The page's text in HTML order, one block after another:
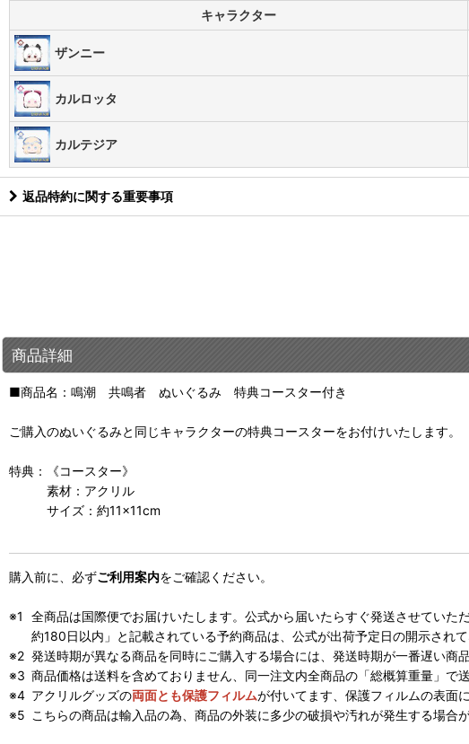
キャラクター
ザンニー
カルロッタ
カルテジア
返品特約に関する重要事項
商品詳細
■商品名：鳴潮 共鳴者 ぬいぐるみ 特典コースター付き
ご購入のぬいぐるみと同じキャラクターの特典コースターをお付けいたします。
特典：《コースター》
素材：アクリル
サイズ：約11×11cm
購入前に、必ずご利用案内をご確認ください。
全商品は国際便でお届けいたします。公式から届いたらすぐ発送させてい
約180日以内」と記載されている予約商品は、公式が出荷予定日の開示され
発送時期が異なる商品を同時にご購入する場合には、発送時期が一番遅い商
商品価格は送料を含めておりません、同一注文内全商品の「総概算重量」で
アクリルグッズの両面とも保護フィルムが付いてます、保護フィルムの表面
こちらの商品は輸入品の為、商品の外装に多少の破損や汚れが発生する場合